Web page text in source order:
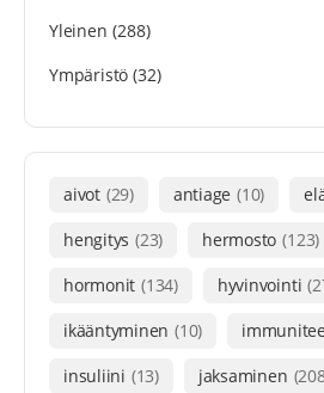
Yleinen (288)
Ympäristö (32)
aivot (29) antiage (10)
hengitys (23) hermosto (123)
hormonit (134) hyvinvointi
ikääntyminen (10)
insuliini (13) jaksaminen